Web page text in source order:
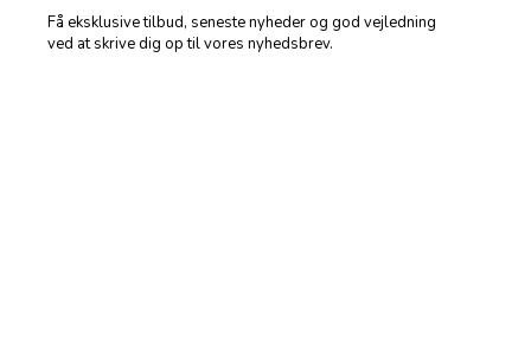
På lager- Lev. 1-2 dage
Få eksklusive tilbud, seneste nyheder og god vejledning
ved at skrive dig op til vores nyhedsbrev.